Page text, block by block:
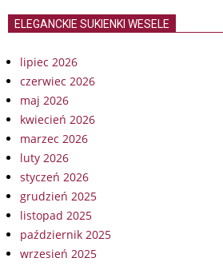
ELEGANCKIE SUKIENKI WESELE
lipiec 2026
czerwiec 2026
maj 2026
kwiecień 2026
marzec 2026
luty 2026
styczeń 2026
grudzień 2025
listopad 2025
październik 2025
wrzesień 2025